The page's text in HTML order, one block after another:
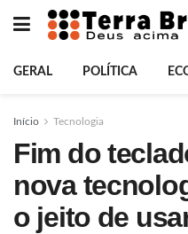
GERAL POLÍTICA
Início Tecnologia
Fim do
nova
o jeito de